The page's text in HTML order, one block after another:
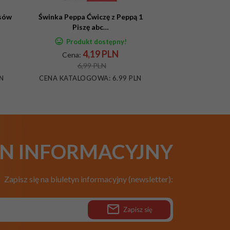
Świnka Peppa Ćwiczę z Peppą 1
Piszę abc…
Produkt dostępny!
Cena: 4,19PLN
6,99 PLN
CENA KATALOGOWA: 6.99 PLN
INFORMACYJNY
Zapisz się na biuletyn informacyjny (newsletter):
Zapisz się